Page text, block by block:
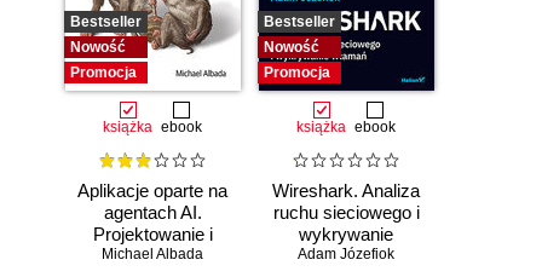
Bestseller
Nowość
Promocja
książka ebook
Aplikacje oparte na
agentach AI.
Projektowanie i
wdrażanie
Michael Albada
Bestseller
Nowość
Promocja
książka ebook
Wireshark. Analiza
ruchu sieciowego i
wykrywanie
włamań
Adam Józefiok